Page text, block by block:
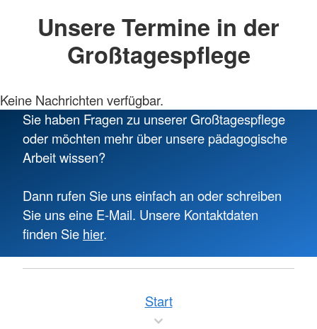
Unsere Termine in der
Großtagespflege
Keine Nachrichten verfügbar.
Sie haben Fragen zu unserer Großtagespflege
oder möchten mehr über unsere pädagogische
Arbeit wissen?
Dann rufen Sie uns einfach an oder schreiben
Sie uns eine E-Mail. Unsere Kontaktdaten
finden Sie hier.
Start